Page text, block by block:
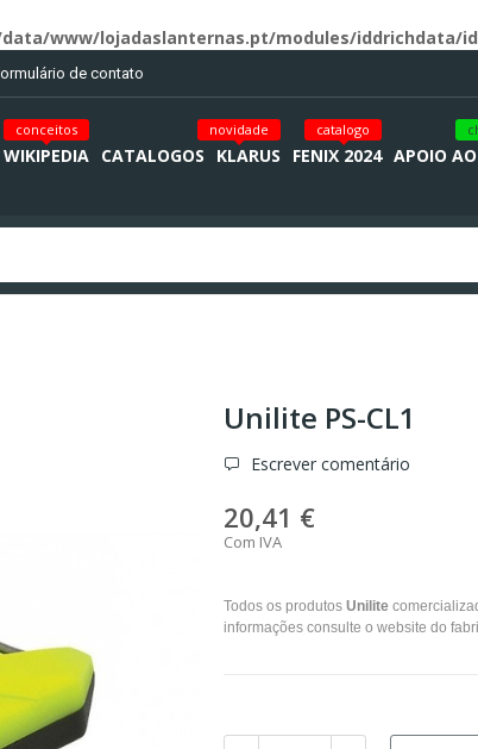
www/lojadaslanternas.pt/modules/iddrichdata/
de contato
WIKIPEDIA
conceitos
CATALOGOS KLARUS
novidade
FENIX 2024
catalogo
APOIO
Unilite PS-CL1
Escrever comentário
20,41 €
Com IVA
Todos os produtos Unilite
informações consulte o website do